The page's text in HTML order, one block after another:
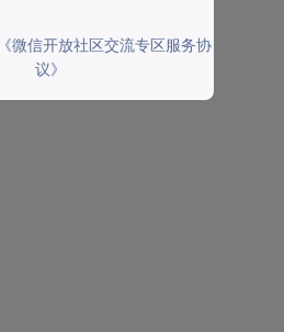
《微信开放社区交流专区服务协
议》